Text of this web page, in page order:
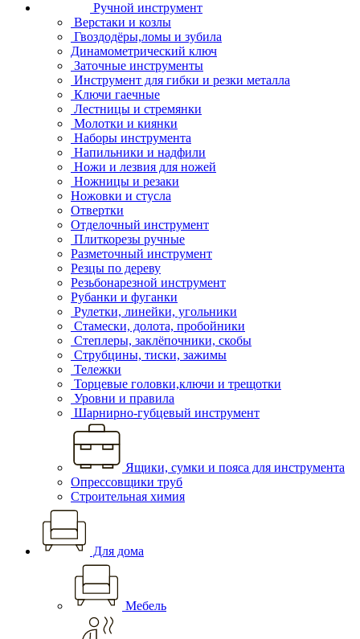
Ручной инструмент
Верстаки и козлы
Гвоздодёры,ломы и зубила
Динамометрический ключ
Заточные инструменты
Инструмент для гибки и резки металла
Ключи гаечные
Лестницы и стремянки
Молотки и киянки
Наборы инструмента
Напильники и надфили
Ножи и лезвия для ножей
Ножницы и резаки
Ножовки и стусла
Отвертки
Отделочный инструмент
Плиткорезы ручные
Разметочный инструмент
Резцы по дереву
Резьбонарезной инструмент
Рубанки и фуганки
Рулетки, линейки, угольники
Стамески, долота, пробойники
Степлеры, заклёпочники, скобы
Струбцины, тиски, зажимы
Тележки
Торцевые головки,ключи и трещотки
Уровни и правила
Шарнирно-губцевый инструмент
Ящики, сумки и пояса для инструмента
Опрессовщики труб
Строительная химия
Для дома
Мебель